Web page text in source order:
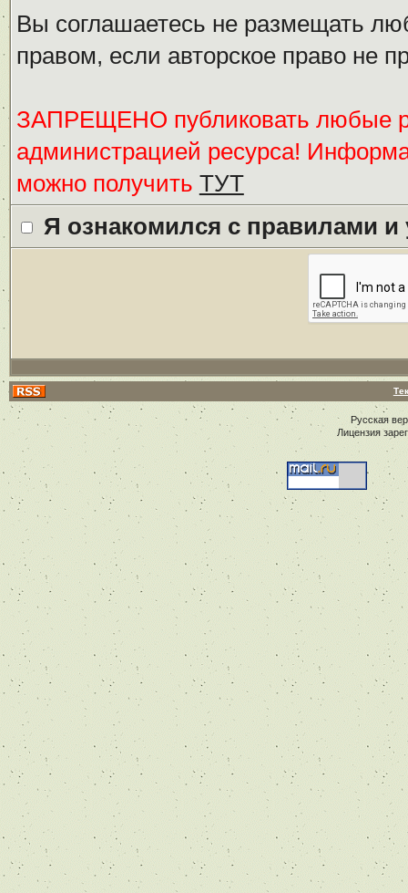
Вы соглашаетесь не размещать
правом, если авторское право не
ЗАПРЕЩЕНО публиковать любые
администрацией ресурса!
можно получить ТУТ
Я ознакомился с правилами
Русская
Лицензия